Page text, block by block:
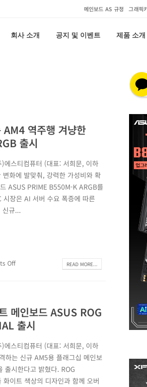
메인보드 AS 규정 그래픽
회사 소개 공지 및 이벤트 제품 소개
역주행 겨냥한
출시
에스티컴퓨터 (대표: 서희문, 이하
화에 발맞춰, 강력한 가성비와 확
ASUS PRIME B550M-K ARGB를
장은 AI 서버 수요 폭증에 따른
신규...
Off READ MORE...
메인보드 ASUS ROG
출시
에스티컴퓨터 (대표: 서희문, 이하
하는 신규 AM5용 플래그십 메인보
출시한다고 밝혔다. ROG
이트 색상의 디자인과 함께 오버